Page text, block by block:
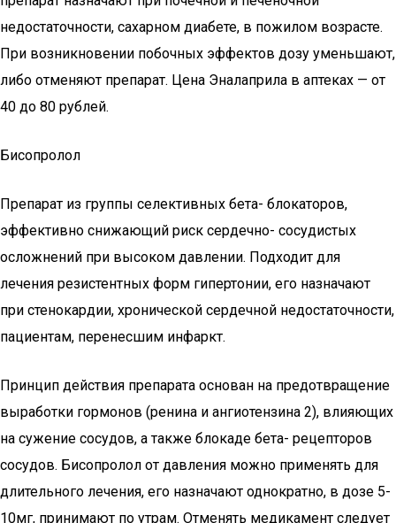
недостаточности, сахарном диабете, в пожилом возрасте.
При возникновении побочных эффектов дозу уменьшают,
либо отменяют препарат. Цена Эналаприла в аптеках — от
40 до 80 рублей.
Бисопролол
Препарат из группы селективных бета- блокаторов,
эффективно снижающий риск сердечно- сосудистых
осложнений при высоком давлении. Подходит для
лечения резистентных форм гипертонии, его назначают
при стенокардии, хронической сердечной недостаточности,
пациентам, перенесшим инфаркт.
Принцип действия препарата основан на предотвращение
выработки гормонов (ренина и ангиотензина 2), влияющих
на сужение сосудов, а также блокаде бета- рецепторов
сосудов. Бисопролол от давления можно применять для
длительного лечения, его назначают однократно, в дозе 5-
10мг, принимают по утрам. Отменять медикамент следует